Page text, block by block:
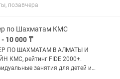
сбалансированного питания
позавчера
по Шахматам КМС
- 10 000 ₸
ПО ШАХМАТАМ В АЛМАТЫ И
2000+.
занятия для детей и